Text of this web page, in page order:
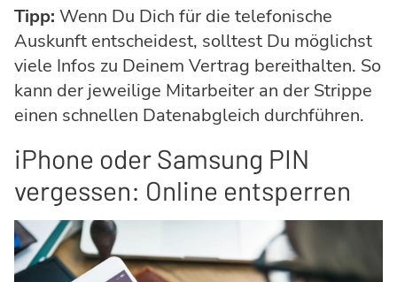
Tipp: Wenn Du Dich für die telefonische
Auskunft entscheidest, solltest Du möglichst
viele Infos zu Deinem Vertrag bereithalten. So
kann der jeweilige Mitarbeiter an der Strippe
einen schnellen Datenabgleich durchführen.
iPhone oder Samsung PIN
vergessen: Online entsperren